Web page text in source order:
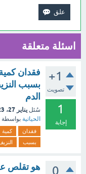
اسئلة متعلقة
+1
تصويت
1
إجابة
فقدان
بسبب
الدم
سُئل يناير 27، 2023
الحياتية بواسطة
فقدان كمية
بسبب
0
هو تقلص